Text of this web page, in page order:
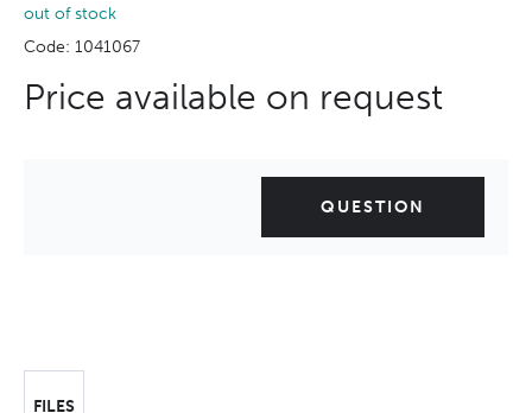
out of stock
Code: 1041067
Price available on request
QUESTION
FILES